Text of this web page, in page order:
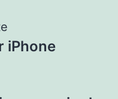
iPhone